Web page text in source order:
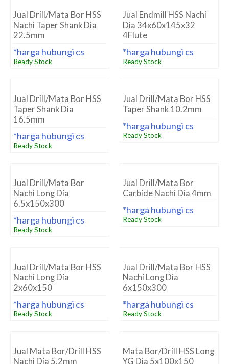
Jual Drill/Mata Bor HSS
Nachi Taper Shank Dia
22.5mm
*harga hubungi cs
Ready Stock
Jual Endmill HSS Nachi
Dia 34x60x145x32
4Flute
*harga hubungi cs
Ready Stock
Jual Drill/Mata Bor HSS
Taper Shank Dia
16.5mm
*harga hubungi cs
Ready Stock
Jual Drill/Mata Bor HSS
Taper Shank 10.2mm
*harga hubungi cs
Ready Stock
Jual Drill/Mata Bor
Nachi Long Dia
6.5x150x300
*harga hubungi cs
Ready Stock
Jual Drill/Mata Bor
Carbide Nachi Dia 4mm
*harga hubungi cs
Ready Stock
Jual Drill/Mata Bor HSS
Nachi Long Dia
2x60x150
*harga hubungi cs
Ready Stock
Jual Drill/Mata Bor HSS
Nachi Long Dia
6x150x300
*harga hubungi cs
Ready Stock
Jual Mata Bor/Drill HSS
Nachi Dia 5.2mm
Mata Bor/Drill HSS Long
YG Dia 5x100x150